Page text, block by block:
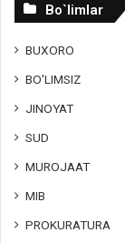
Bo`limlar
BUXORO
BO'LIMSIZ
JINOYAT
SUD
MUROJAAT
MIB
PROKURATURA